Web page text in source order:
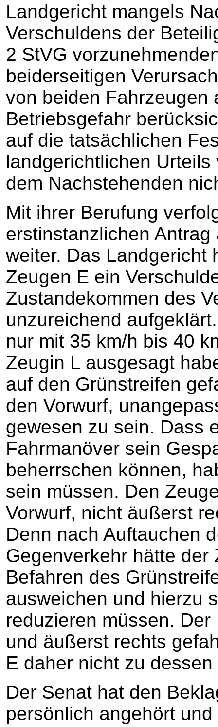
Landgericht mangels
Verschuldens der
2 StVG
beiderseitigen
von beiden Fahrzeugen
Betriebsgefahr
auf die tatsächlichen
landgerichtlichen
dem Nachstehenden
Mit ihrer Berufung
erstinstanzlichen
weiter. Das Landgericht
Zeugen E ein
Zustandekommen des
unzureichend
nur mit 35 km/h bis 40
Zeugin L ausgesagt
auf den Grünstreifen
den Vorwurf,
gewesen zu sein. Dass
Fahrmanöver sein
beherrschen können,
sein müssen. Den
Vorwurf, nicht äußerst
Denn nach Auftauchen
Gegenverkehr hätte der
Befahren des
ausweichen und hierzu
reduzieren müssen.
und äußerst rechts
E daher nicht zu
Der Senat hat den
persönlich angehört